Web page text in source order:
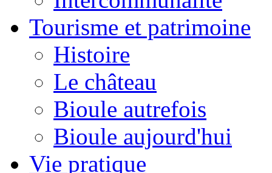
Tourisme et patrimoine
Histoire
Le château
Bioule autrefois
Bioule aujourd'hui
Vie pratique